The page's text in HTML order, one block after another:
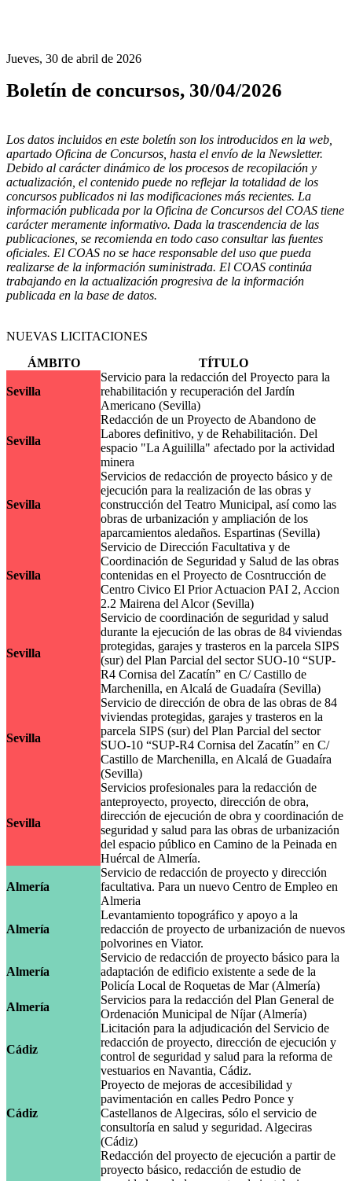
Jueves, 30 de abril de 2026
Boletín de concursos, 30/04/2026
Los datos incluidos en este boletín son los introducidos en la web,
apartado Oficina de Concursos, hasta el envío de la Newsletter.
Debido al carácter dinámico de los procesos de recopilación y
actualización, el contenido puede no reflejar la totalidad de los
concursos publicados ni las modificaciones más recientes. La
información publicada por la Oficina de Concursos del COAS tiene
carácter meramente informativo. Dada la trascendencia de las
publicaciones, se recomienda en todo caso consultar las fuentes
oficiales. El COAS no se hace responsable del uso que pueda
realizarse de la información suministrada. El COAS continúa
trabajando en la actualización progresiva de la información
publicada en la base de datos.
NUEVAS LICITACIONES
ÁMBITO
TÍTULO
Sevilla
Servicio para la redacción del Proyecto para la
rehabilitación y recuperación del Jardín
Americano (Sevilla)
Sevilla
Redacción de un Proyecto de Abandono de
Labores definitivo, y de Rehabilitación. Del
espacio "La Aguililla" afectado por la actividad
minera
Sevilla
Servicios de redacción de proyecto básico y de
ejecución para la realización de las obras y
construcción del Teatro Municipal, así como las
obras de urbanización y ampliación de los
aparcamientos aledaños. Espartinas (Sevilla)
Sevilla
Servicio de Dirección Facultativa y de
Coordinación de Seguridad y Salud de las obras
contenidas en el Proyecto de Cosntrucción de
Centro Civico El Prior Actuacion PAI 2, Accion
2.2 Mairena del Alcor (Sevilla)
Sevilla
Servicio de coordinación de seguridad y salud
durante la ejecución de las obras de 84 viviendas
protegidas, garajes y trasteros en la parcela SIPS
(sur) del Plan Parcial del sector SUO-10 “SUP-
R4 Cornisa del Zacatín” en C/ Castillo de
Marchenilla, en Alcalá de Guadaíra (Sevilla)
Sevilla
Servicio de dirección de obra de las obras de 84
viviendas protegidas, garajes y trasteros en la
parcela SIPS (sur) del Plan Parcial del sector
SUO-10 “SUP-R4 Cornisa del Zacatín” en C/
Castillo de Marchenilla, en Alcalá de Guadaíra
(Sevilla)
Sevilla
Servicios profesionales para la redacción de
anteproyecto, proyecto, dirección de obra,
dirección de ejecución de obra y coordinación de
seguridad y salud para las obras de urbanización
del espacio público en Camino de la Peinada en
Huércal de Almería.
Almería
Servicio de redacción de proyecto y dirección
facultativa. Para un nuevo Centro de Empleo en
Almeria
Almería
Levantamiento topográfico y apoyo a la
redacción de proyecto de urbanización de nuevos
polvorines en Viator.
Almería
Servicio de redacción de proyecto básico para la
adaptación de edificio existente a sede de la
Policía Local de Roquetas de Mar (Almería)
Almería
Servicios para la redacción del Plan General de
Ordenación Municipal de Níjar (Almería)
Cádiz
Licitación para la adjudicación del Servicio de
redacción de proyecto, dirección de ejecución y
control de seguridad y salud para la reforma de
vestuarios en Navantia, Cádiz.
Cádiz
Proyecto de mejoras de accesibilidad y
pavimentación en calles Pedro Ponce y
Castellanos de Algeciras, sólo el servicio de
consultoría en salud y seguridad. Algeciras
(Cádiz)
Redacción del proyecto de ejecución a partir de
proyecto básico, redacción de estudio de